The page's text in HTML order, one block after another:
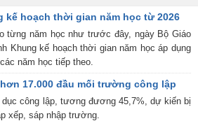
kế hoạch thời gian năm học từ 2026
từng năm học như trước đây, ngày Bộ Giáo
Khung kế hoạch thời gian năm học áp dụng
năm học tiếp theo.
17.000 đầu mối trường công lập
công lập, tương đương 45,7%, dự kiến bị
xếp, sáp nhập trường.